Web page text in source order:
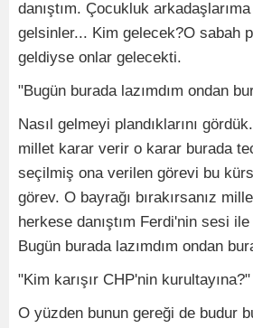
danıştım. Çocukluk
gelsinler... Kim gelecek?O sabah
geldiyse onlar gelecekti.
"Bugün burada lazımdım ondan
Nasıl gelmeyi plandıklarını
millet karar verir o karar burada
seçilmiş ona verilen görevi bu
görev. O bayrağı bırakırsanız
herkese danıştım Ferdi'nin sesi
Bugün burada lazımdım ondan
"Kim karışır CHP'nin kurultayına?"
O yüzden bunun gereği de budur